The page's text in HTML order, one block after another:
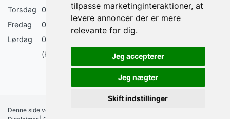
tilpasse marketinginteraktioner, at
levere annoncer der er mere
relevante for dig.
Jeg accepterer
Jeg nægter
Skift indstillinger
Torsdag
08:30 - 17:00 (18:00 ulige uger)
Fredag
08:30 - 16:00
Lørdag
09:00 - 14:00
(kun lørdags åbent den 1. lørdag i måneden)
Denne side vedligeholdes af FÆRCH A/S |